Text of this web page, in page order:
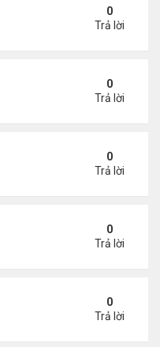
tới 'sân sau' của Mỹ
0
Trả lời
'nhận công vaccine' của
0
Trả lời
mẫu đất đá trên Mặt
0
Trả lời
đời do Corona
0
Trả lời
Mỹ vì bị cáo buộc gián
0
Trả lời